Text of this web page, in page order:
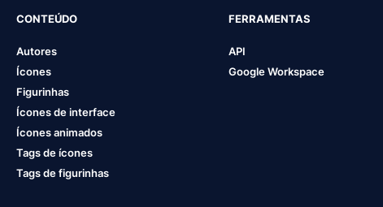
CONTEÚDO
Autores
Ícones
Figurinhas
Ícones de interface
Ícones animados
Tags de ícones
Tags de figurinhas
FERRAMENTAS
API
Google Workspace